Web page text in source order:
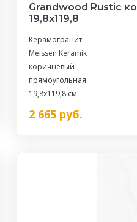
Grandwood Rustic
19,8x119,8
Керамогранит
Meissen Keramik
коричневый
прямоугольная
19,8x119,8 см.
2 665руб.